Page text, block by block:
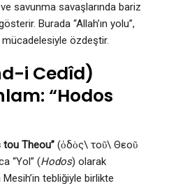
savunma savaşlarında bariz
Burada “Allah’ın yolu”,
mücadelesiyle özdeştir.
i Cedîd)
“Hodos
tou Theou” (ὁδὸς\ τοῦ\ Θεοῦ
“Yol” (Hodos) olarak
tebliğiyle birlikte